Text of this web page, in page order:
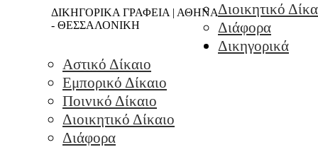
ΔΙΚΗΓΟΡΙΚΑ ΓΡΑΦΕΙΑ | ΑΘΗΝΑ
- ΘΕΣΣΑΛΟΝΙΚΗ
Διοικητικό
Διάφορα
Δικηγορικά
Αστικό Δίκαιο
Εμπορικό Δίκαιο
Ποινικό Δίκαιο
Διοικητικό Δίκαιο
Διάφορα